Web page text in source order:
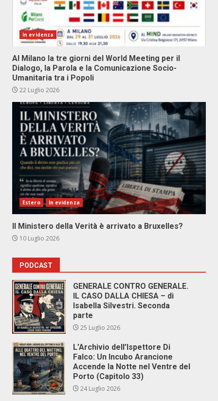
In evidenza
Al Milano la tre giorni del World Meeting per il
Dialogo, la Parola e la Comunicazione Socio-
Umanitaria tra i Popoli
22 Luglio 2026
Estero In evidenza
Il Ministero della Verità è arrivato a Bruxelles?
10 Luglio 2026
PODCAST
GENERALE CONTRO GENERALE.
IL CASO DALLA CHIESA – di
Isabella Silvestri. Seconda
parte
25 Luglio 2026
L’Archivio dell’Ispettore Di
Falco: Un Incubo Arancione
Accende la Notte nel Ventre del
Porto (Capitolo 33)
24 Luglio 2026